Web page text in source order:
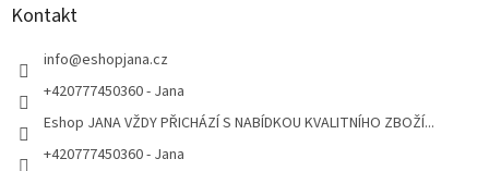
Kontakt
info@eshopjana.cz
+420777450360 - Jana
Eshop JANA VŽDY PŘICHÁZÍ S NABÍDKOU KVALITNÍHO ZBOŽÍ...
+420777450360 - Jana